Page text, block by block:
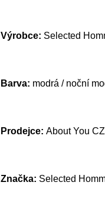
Výrobce: Selected
Barva: modrá / noční
Prodejce: About You CZ
Značka: Selected